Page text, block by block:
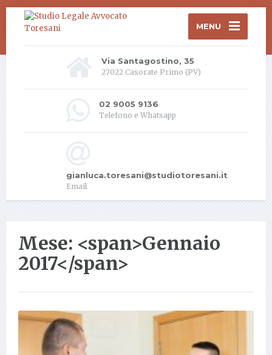
MENU
Via Santagostino, 35
27022 Casorate Primo (PV)
02 9005 9136
Telefono e Whatsapp
gianluca.toresani@studiotoresani.it
Email
Mese: <span>Gennaio
2017</span>